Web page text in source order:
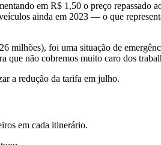
em R$ 1,50 o preço repassado
ainda em 2023 — o que
milhões), foi uma situação de
não cobremos muito caro dos
a redução da tarifa em julho.
em cada itinerário.